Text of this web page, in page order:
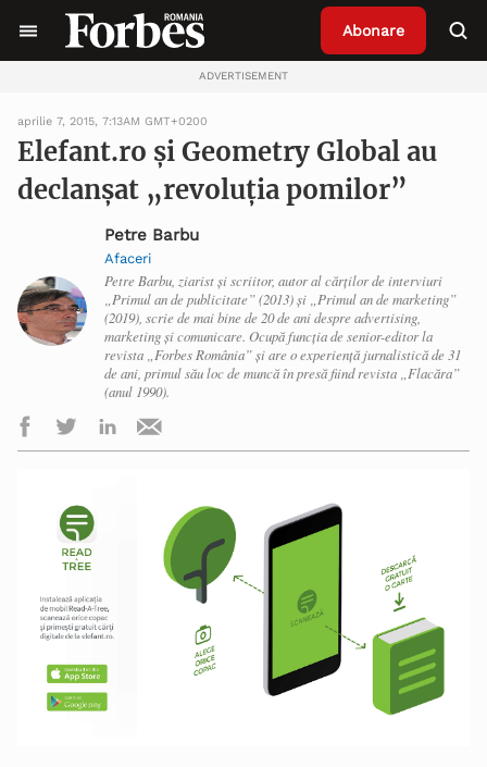
Abonare
ADVERTISEMENT
aprilie 7, 2015, 7:13AM GMT+0200
Elefant.ro și Geometry Global au
declanșat „revoluția pomilor”
Petre Barbu
Afaceri
Petre Barbu, ziarist și scriitor, autor al cărților de interviuri
„Primul an de publicitate” (2013) și „Primul an de marketing”
(2019), scrie de mai bine de 20 de ani despre advertising,
marketing și comunicare. Ocupă funcția de senior-editor la
revista „Forbes România” și are o experiență jurnalistică de 31
de ani, primul său loc de muncă în presă fiind revista „Flacăra”
(anul 1990).